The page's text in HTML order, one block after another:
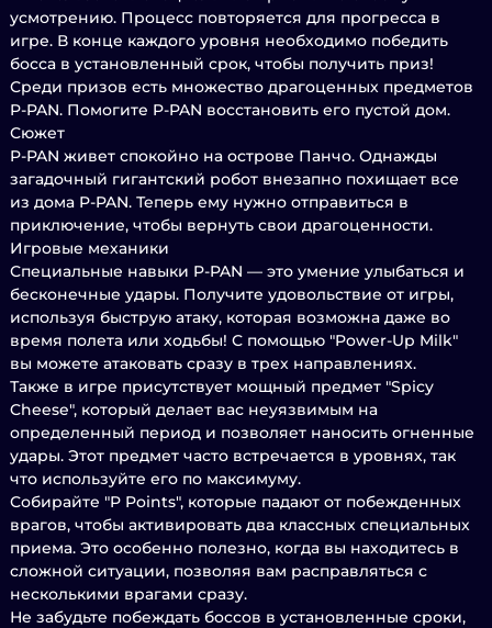
усмотрению. Процесс повторяется для прогресса в
игре. В конце каждого уровня необходимо победить
босса в установленный срок, чтобы получить приз!
Среди призов есть множество драгоценных предметов
P-PAN. Помогите P-PAN восстановить его пустой дом.
Сюжет
P-PAN живет спокойно на острове Панчо. Однажды
загадочный гигантский робот внезапно похищает все
из дома P-PAN. Теперь ему нужно отправиться в
приключение, чтобы вернуть свои драгоценности.
Игровые механики
Специальные навыки P-PAN — это умение улыбаться и
бесконечные удары. Получите удовольствие от игры,
используя быструю атаку, которая возможна даже во
время полета или ходьбы! С помощью "Power-Up Milk"
вы можете атаковать сразу в трех направлениях.
Также в игре присутствует мощный предмет "Spicy
Cheese", который делает вас неуязвимым на
определенный период и позволяет наносить огненные
удары. Этот предмет часто встречается в уровнях, так
что используйте его по максимуму.
Собирайте "P Points", которые падают от побежденных
врагов, чтобы активировать два классных специальных
приема. Это особенно полезно, когда вы находитесь в
сложной ситуации, позволяя вам расправляться с
несколькими врагами сразу.
Не забудьте побеждать боссов в установленные сроки,